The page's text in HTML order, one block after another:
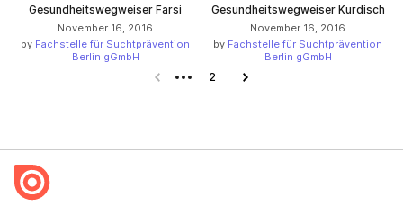
Gesundheitswegweiser Farsi
November 16, 2016
by Fachstelle für Suchtprävention
Berlin gGmbH
Gesundheitswegweiser Kurdisch
November 16, 2016
by Fachstelle für Suchtprävention
Berlin gGmbH
Previous page
2 Next page